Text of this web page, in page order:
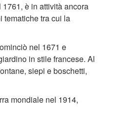
1761, è in attività ancora
tematiche tra cui la
nel 1671 e
in stile francese. Al
siepi e boschetti,
mondiale nel 1914,